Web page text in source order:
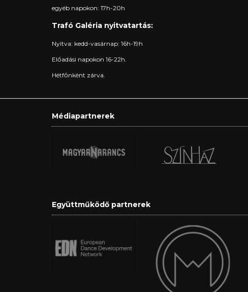
egyéb napokon: 17h-20h
Trafó Galéria nyitvatartás:
Nyitva: kedd-vasárnap: 16h-19h
Előadási napokon 16-22h.
Hétfőnként zárva.
Médiapartnerek
Együttműködő partnerek